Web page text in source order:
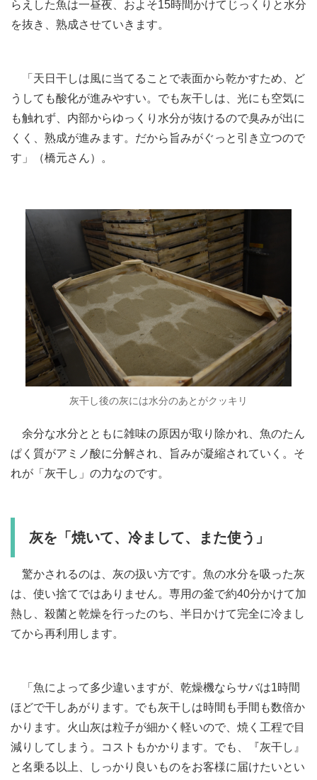
らえした魚は一昼夜、およそ15時間かけてじっくりと水分
を抜き、熟成させていきます。
「天日干しは風に当てることで表面から乾かすため、ど
うしても酸化が進みやすい。でも灰干しは、光にも空気に
も触れず、内部からゆっくり水分が抜けるので臭みが出に
くく、熟成が進みます。だから旨みがぐっと引き立つので
す」（橋元さん）。
灰干し後の灰には水分のあとがクッキリ
余分な水分とともに雑味の原因が取り除かれ、魚のたん
ぱく質がアミノ酸に分解され、旨みが凝縮されていく。そ
れが「灰干し」の力なのです。
灰を「焼いて、冷まして、また使う」
驚かされるのは、灰の扱い方です。魚の水分を吸った灰
は、使い捨てではありません。専用の釜で約40分かけて加
熱し、殺菌と乾燥を行ったのち、半日かけて完全に冷まし
てから再利用します。
「魚によって多少違いますが、乾燥機ならサバは1時間
ほどで干しあがります。でも灰干しは時間も手間も数倍か
かります。火山灰は粒子が細かく軽いので、焼く工程で目
減りしてしまう。コストもかかります。でも、『灰干し』
と名乗る以上、しっかり良いものをお客様に届けたいとい